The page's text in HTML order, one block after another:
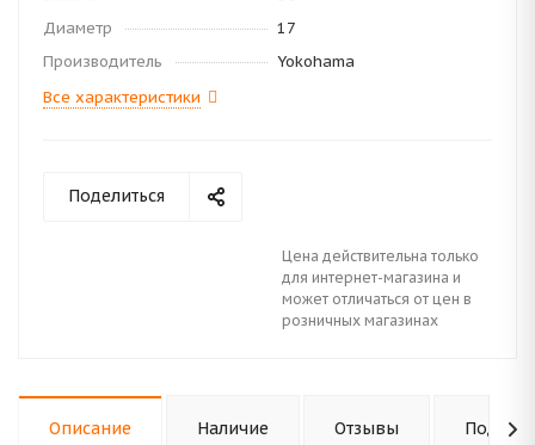
Диаметр
17
Производитель
Yokohama
Все характеристики
Поделиться
Цена действительна только
для интернет-магазина и
может отличаться от цен в
розничных магазинах
Описание Наличие Отзывы